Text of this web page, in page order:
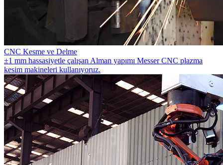
CNC Kesme ve Delme
±1 mm hassasiyetle çalışan Alman yapımı Messer CNC plazma
kesim makineleri kullanıyoruz.